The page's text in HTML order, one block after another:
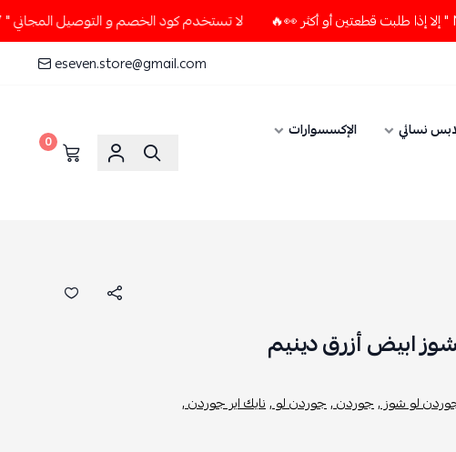
لا تستخدم كود الخصم و التوصيل المجاني " N7 " إلا إذا طلبت قطعتين أو أكثر 👀🔥
eseven.store@gmail.com
نسائي
الإكسسوارات
0
ابيض أزرق دينيم
لو شوز ,جوردن ,جوردن لو ,نايك اير جوردن ,